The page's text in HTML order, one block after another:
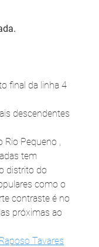
final da linha 4
descendentes
Rio Pequeno ,
tem
distrito do
como o
contraste é no
próximas ao
Tavares